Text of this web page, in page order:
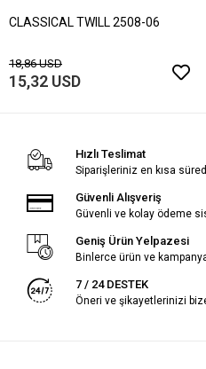
CLASSICAL TWILL 2508-06
18,86 USD
15,32 USD
Hızlı Teslimat
Siparişleriniz en kısa
Güvenli Alışveriş
Güvenli ve kolay ödeme
Geniş Ürün Yelpazesi
Binlerce ürün ve
7 / 24 DESTEK
Öneri ve şikayetlerinizi